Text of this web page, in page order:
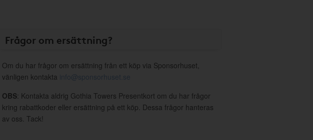
Frågor om ersättning?
Om du har frågor om ersättning från ett köp via Sponsorhuset,
vänligen kontakta info@sponsorhuset.se
OBS: Kontakta aldrig Gothia Towers Presentkort om du har frågor
kring rabattkoder eller ersättning på ett köp. Dessa frågor hanteras
av oss. Tack!